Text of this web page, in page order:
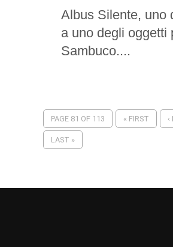
Albus Silente, uno
a uno degli oggetti
Sambuco....
PAGE 81 OF 113 « FIRST ‹
LAST »